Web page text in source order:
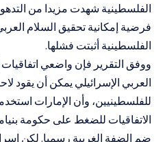
الفلسطينية شهدت مزيدا من
فرضية إمكانية تحقيق السلام
الفلسطينية أثبتت فشلها.
ووفق التقرير فإن واضعي اتفاقيات
العربي الإسرائيلي يمكن أن يقود
للفلسطينيين، وأن الإمارات
الاتفاقيات للضغط على حكومة
ضم الضفة الغربية رسميا. لكن